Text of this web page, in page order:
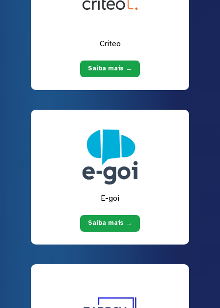
Criteo
Saiba mais →
E-goi
Saiba mais →